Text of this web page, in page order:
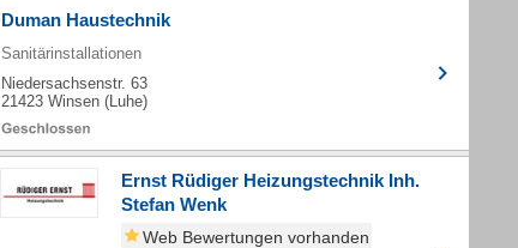
Duman Haustechnik
Sanitärinstallationen
Niedersachsenstr. 63
21423 Winsen (Luhe)
Ernst Rüdiger Heizungstechnik Inh.
Stefan Wenk
Web Bewertungen vorhanden